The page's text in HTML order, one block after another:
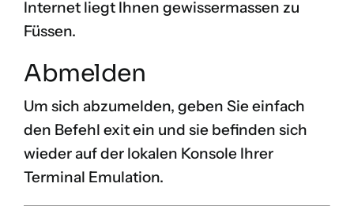
Internet liegt Ihnen gewissermassen zu
Füssen.
Abmelden
Um sich abzumelden, geben Sie einfach
den Befehl exit ein und sie befinden sich
wieder auf der lokalen Konsole Ihrer
Terminal Emulation.